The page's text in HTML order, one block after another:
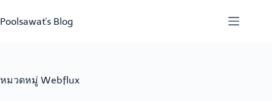
to
content
Poolsawat's Blog
หมวดหมู่ Webflux